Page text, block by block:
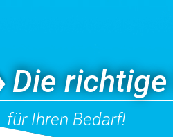
Die
für Ihren Bedarf!